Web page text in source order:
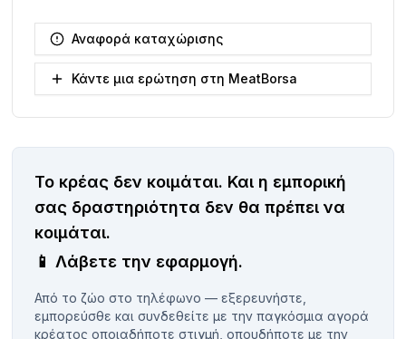
Αναφορά καταχώρισης
Κάντε μια ερώτηση στη MeatBorsa
Το κρέας δεν κοιμάται. Και η εμπορική
σας δραστηριότητα δεν θα πρέπει να
κοιμάται.
📱 Λάβετε την εφαρμογή.
Από το ζώο στο τηλέφωνο — εξερευνήστε,
εμπορεύσθε και συνδεθείτε με την παγκόσμια αγορά
κρέατος οποιαδήποτε στιγμή, οπουδήποτε με την